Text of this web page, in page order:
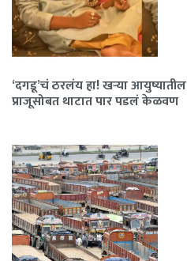
‘दगडू’चं ठरलंय हा! खऱ्या आयुष्यातील
प्राजूसोबत थाटात पार पडलं केळवण